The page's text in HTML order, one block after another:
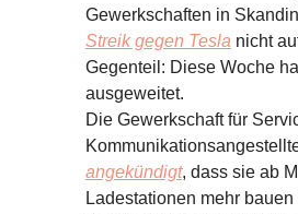
Gewerkschaften in
Streik gegen Tesla nicht
Gegenteil: Diese Woche
ausgeweitet.
Die Gewerkschaft für
angekündigt, dass sie ab
Ladestationen mehr